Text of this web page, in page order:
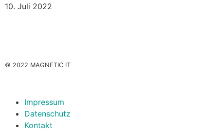
10. Juli 2022
© 2022 MAGNETIC IT
Impressum
Datenschutz
Kontakt